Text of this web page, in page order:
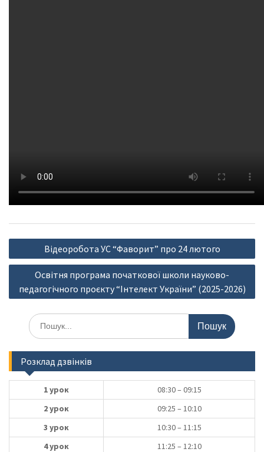
Навігація
записів
Відеоробота УС “Фаворит” про 24 лютого
Освітня програма початкової школи науково-
педагогічного проєкту “Інтелект України” (2025-2026)
Шукати:
Розклад дзвінків
1 урок
08:30 – 09:15
2 урок
09:25 – 10:10
3 урок
10:30 – 11:15
4 урок
11:25 – 12:10